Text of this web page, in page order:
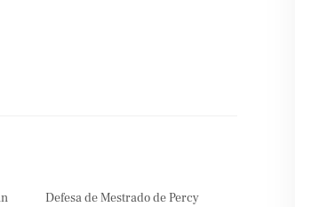
Defesa de Mestrado de Percy